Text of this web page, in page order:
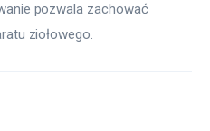
pozwala zachować
ziołowego.